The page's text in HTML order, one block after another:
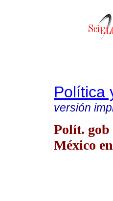
Política
versión
Polít. gob
México